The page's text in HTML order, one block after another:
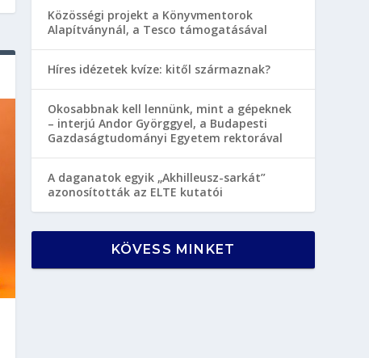
Közösségi projekt a Könyvmentorok
Alapítványnál, a Tesco támogatásával
Híres idézetek kvíze: kitől származnak?
Okosabbnak kell lennünk, mint a gépeknek
– interjú Andor Györggyel, a Budapesti
Gazdaságtudományi Egyetem rektorával
A daganatok egyik „Akhilleusz-sarkát”
azonosították az ELTE kutatói
KÖVESS MINKET